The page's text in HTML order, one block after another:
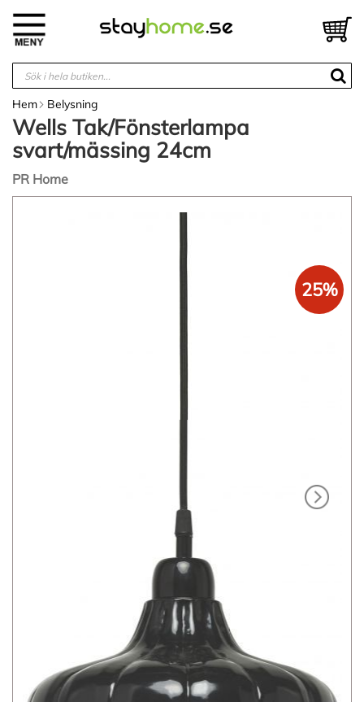
innehållet
Hem Belysning
Wells Tak/Fönsterlampa
svart/mässing 24cm
PR Home
25%